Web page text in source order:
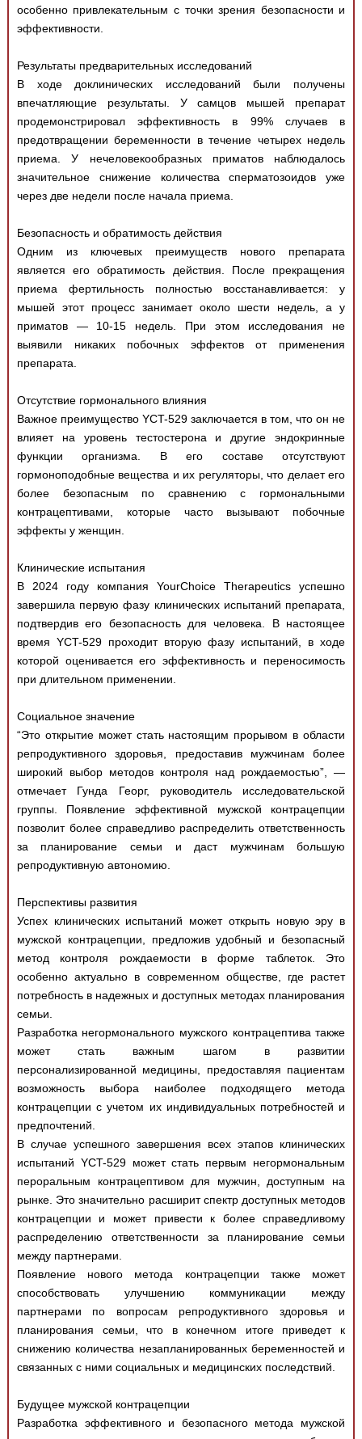
особенно привлекательным с точки зрения безопасности и
эффективности.
Результаты предварительных исследований
В ходе доклинических исследований были получены
впечатляющие результаты. У самцов мышей препарат
продемонстрировал эффективность в 99% случаев в
предотвращении беременности в течение четырех недель
приема. У нечеловекообразных приматов наблюдалось
значительное снижение количества сперматозоидов уже
через две недели после начала приема.
Безопасность и обратимость действия
Одним из ключевых преимуществ нового препарата
является его обратимость действия. После прекращения
приема фертильность полностью восстанавливается: у
мышей этот процесс занимает около шести недель, а у
приматов — 10-15 недель. При этом исследования не
выявили никаких побочных эффектов от применения
препарата.
Отсутствие гормонального влияния
Важное преимущество YCT-529 заключается в том, что он не
влияет на уровень тестостерона и другие эндокринные
функции организма. В его составе отсутствуют
гормоноподобные вещества и их регуляторы, что делает его
более безопасным по сравнению с гормональными
контрацептивами, которые часто вызывают побочные
эффекты у женщин.
Клинические испытания
В 2024 году компания YourChoice Therapeutics успешно
завершила первую фазу клинических испытаний препарата,
подтвердив его безопасность для человека. В настоящее
время YCT-529 проходит вторую фазу испытаний, в ходе
которой оценивается его эффективность и переносимость
при длительном применении.
Социальное значение
“Это открытие может стать настоящим прорывом в области
репродуктивного здоровья, предоставив мужчинам более
широкий выбор методов контроля над рождаемостью”, —
отмечает Гунда Георг, руководитель исследовательской
группы. Появление эффективной мужской контрацепции
позволит более справедливо распределить ответственность
за планирование семьи и даст мужчинам большую
репродуктивную автономию.
Перспективы развития
Успех клинических испытаний может открыть новую эру в
мужской контрацепции, предложив удобный и безопасный
метод контроля рождаемости в форме таблеток. Это
особенно актуально в современном обществе, где растет
потребность в надежных и доступных методах планирования
семьи.
Разработка негормонального мужского контрацептива также
может стать важным шагом в развитии
персонализированной медицины, предоставляя пациентам
возможность выбора наиболее подходящего метода
контрацепции с учетом их индивидуальных потребностей и
предпочтений.
В случае успешного завершения всех этапов клинических
испытаний YCT-529 может стать первым негормональным
пероральным контрацептивом для мужчин, доступным на
рынке. Это значительно расширит спектр доступных методов
контрацепции и может привести к более справедливому
распределению ответственности за планирование семьи
между партнерами.
Появление нового метода контрацепции также может
способствовать улучшению коммуникации между
партнерами по вопросам репродуктивного здоровья и
планирования семьи, что в конечном итоге приведет к
снижению количества незапланированных беременностей и
связанных с ними социальных и медицинских последствий.
Будущее мужской контрацепции
Разработка эффективного и безопасного метода мужской